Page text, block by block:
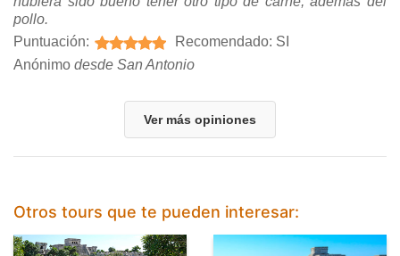
pollo.
Puntuación:
Recomendado: SI
Anónimo desde San Antonio
Ver más opiniones
Otros tours que te pueden interesar: